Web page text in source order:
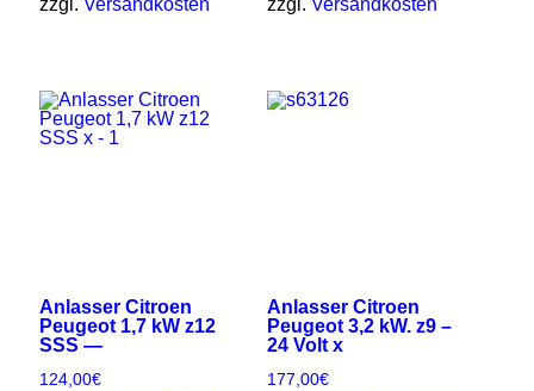
zzgl. Versandkosten
zzgl. Versandkosten
Anlasser Citroen
Peugeot 1,7 kW z12
SSS —
124,00€
Anlasser Citroen
Peugeot 3,2 kW. z9 –
24 Volt x
177,00€